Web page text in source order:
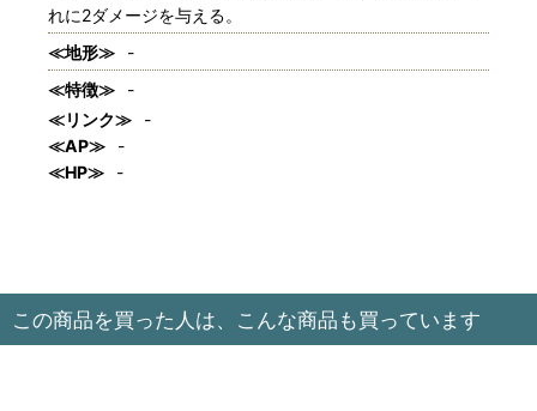
れに2ダメージを与える。
≪地形≫
-
≪特徴≫
-
≪リンク≫
-
≪AP≫
-
≪HP≫
-
この商品を買った人は、こんな商品も買っています